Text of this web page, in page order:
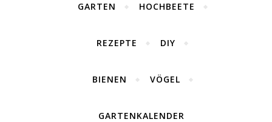
GARTEN HOCHBEETE
REZEPTE DIY
BIENEN VÖGEL
GARTENKALENDER